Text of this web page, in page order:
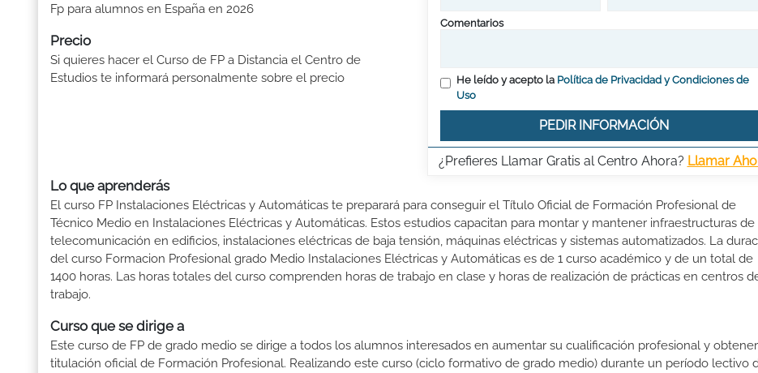
Fp para alumnos en España en 2026
Precio
Si quieres hacer el Curso de FP a Distancia el Centro de
Estudios te informará personalmente sobre el precio
Comentarios
He leído y acepto la Política de Privacidad y Condiciones de
Uso
PEDIR INFORMACIÓN
¿Prefieres Llamar Gratis al Centro Ahora? Llamar
Lo que aprenderás
El curso FP Instalaciones Eléctricas y Automáticas te preparará para conseguir el Título Oficial de Formación Profesional de
Técnico Medio en Instalaciones Eléctricas y Automáticas. Estos estudios capacitan para montar y mantener infraestructuras de
telecomunicación en edificios, instalaciones eléctricas de baja tensión, máquinas eléctricas y sistemas automatizados. La
del curso Formacion Profesional grado Medio Instalaciones Eléctricas y Automáticas es de 1 curso académico y de un total de
1400 horas. Las horas totales del curso comprenden horas de trabajo en clase y horas de realización de prácticas en centros
trabajo.
Curso que se dirige a
Este curso de FP de grado medio se dirige a todos los alumnos interesados en aumentar su cualificación profesional y
titulación oficial de Formación Profesional. Realizando este curso (ciclo formativo de grado medio) durante un período lectivo